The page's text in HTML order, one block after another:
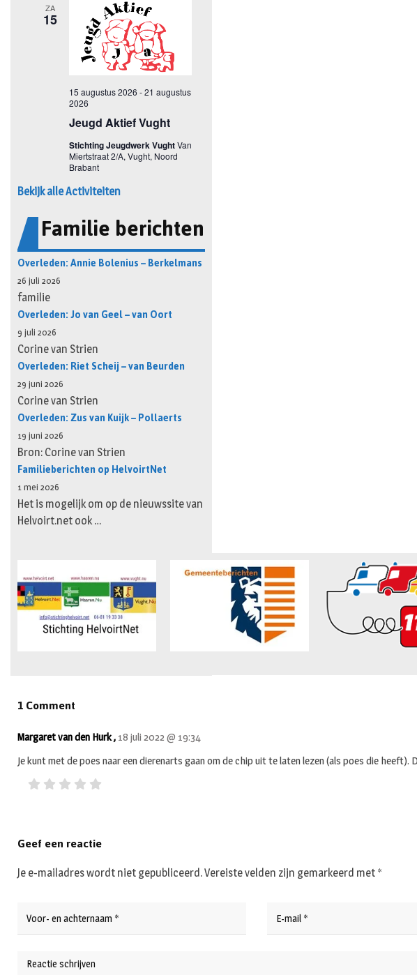
Bekijk alle Activiteiten
Familie berichten
Overleden: Annie Bolenius – Berkelmans
26 juli 2026
familie
Overleden: Jo van Geel – van Oort
9 juli 2026
Corine van Strien
Overleden: Riet Scheij – van Beurden
29 juni 2026
Corine van Strien
Overleden: Zus van Kuijk – Pollaerts
19 juni 2026
Bron: Corine van Strien
Familieberichten op HelvoirtNet
1 mei 2026
Het is mogelijk om op de nieuwssite van
Helvoirt.net ook …
1 Comment
Margaret van den Hurk , 18 juli 2022 @ 19:34
Je kunt met de poes naar een dierenarts gaan om de chip uit te laten lezen (als poes die heeft).
Geef een reactie
Je e-mailadres wordt niet gepubliceerd.Vereiste velden zijn gemarkeerd met *